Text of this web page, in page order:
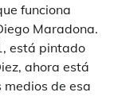
funciona
Maradona.
está pintado
ahora está
medios de esa